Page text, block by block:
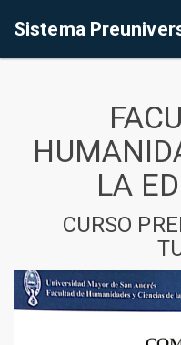
Sistema
LA
CURSO